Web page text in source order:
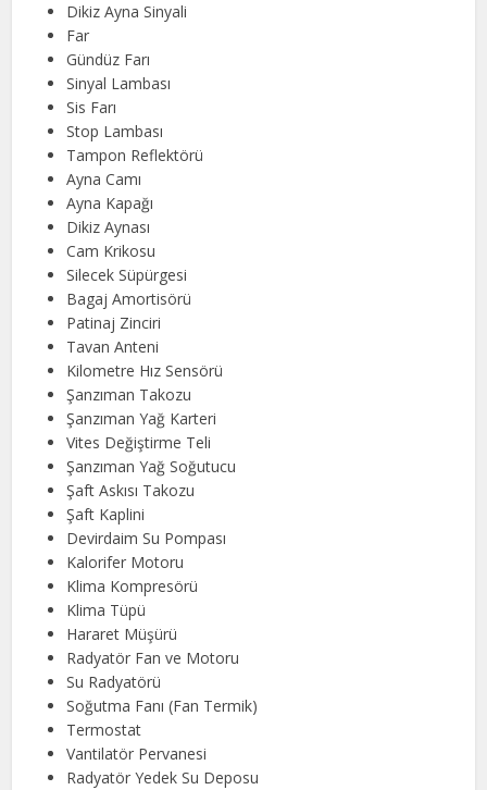
Dikiz Ayna Sinyali
Far
Gündüz Farı
Sinyal Lambası
Sis Farı
Stop Lambası
Tampon Reflektörü
Ayna Camı
Ayna Kapağı
Dikiz Aynası
Cam Krikosu
Silecek Süpürgesi
Bagaj Amortisörü
Patinaj Zinciri
Tavan Anteni
Kilometre Hız Sensörü
Şanzıman Takozu
Şanzıman Yağ Karteri
Vites Değiştirme Teli
Şanzıman Yağ Soğutucu
Şaft Askısı Takozu
Şaft Kaplini
Devirdaim Su Pompası
Kalorifer Motoru
Klima Kompresörü
Klima Tüpü
Hararet Müşürü
Radyatör Fan ve Motoru
Su Radyatörü
Soğutma Fanı (Fan Termik)
Termostat
Vantilatör Pervanesi
Radyatör Yedek Su Deposu